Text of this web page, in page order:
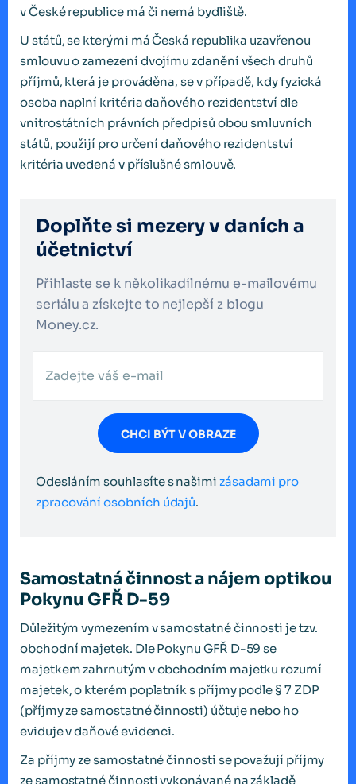
v České republice má či nemá bydliště.
U států, se kterými má Česká republika uzavřenou
smlouvu o zamezení dvojímu zdanění všech druhů
příjmů, která je prováděna, se v případě, kdy fyzická
osoba naplní kritéria daňového rezidentství dle
vnitrostátních právních předpisů obou smluvních
států, použijí pro určení daňového rezidentství
kritéria uvedená v příslušné smlouvě.
Doplňte si mezery v daních a
účetnictví
Přihlaste se k několikadílnému e-mailovému
seriálu a získejte to nejlepší z blogu
Money.cz.
CHCI BÝT V OBRAZE
Odesláním souhlasíte s našimi zásadami pro
zpracování osobních údajů.
Samostatná činnost a nájem optikou
Pokynu GFŘ D-59
Důležitým vymezením v samostatné činnosti je tzv.
obchodní majetek. Dle Pokynu GFŘ D-59 se
majetkem zahrnutým v obchodním majetku rozumí
majetek, o kterém poplatník s příjmy podle § 7 ZDP
(příjmy ze samostatné činnosti) účtuje nebo ho
eviduje v daňové evidenci.
Za příjmy ze samostatné činnosti se považují příjmy
ze samostatné činnosti vykonávané na základě